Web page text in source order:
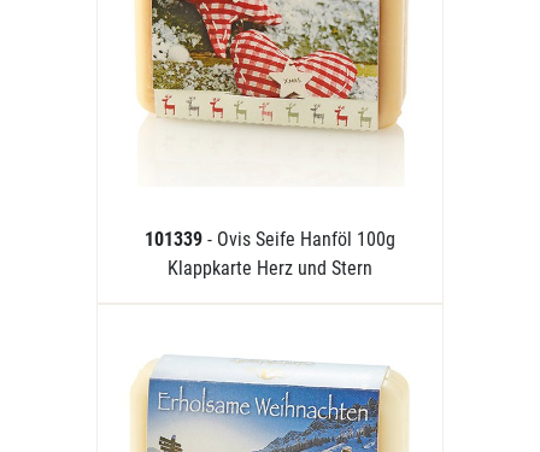
101339 - Ovis Seife Hanföl 100g
Klappkarte Herz und Stern